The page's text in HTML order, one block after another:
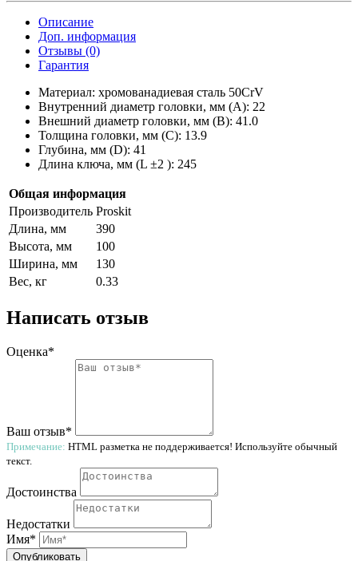
Описание
Доп. информация
Отзывы (0)
Гарантия
Материал: хромованадиевая сталь 50CrV
Внутренний диаметр головки, мм (A): 22
Внешний диаметр головки, мм (B): 41.0
Толщина головки, мм (C): 13.9
Глубина, мм (D): 41
Длина ключа, мм (L ±2 ): 245
Общая информация
Производитель Proskit
Длина, мм
390
Высота, мм
100
Ширина, мм
130
Вес, кг
0.33
Написать отзыв
Оценка*
Ваш отзыв*
Примечание: HTML разметка не поддерживается! Используйте обычный
текст.
Достоинства
Недостатки
Имя*
Опубликовать